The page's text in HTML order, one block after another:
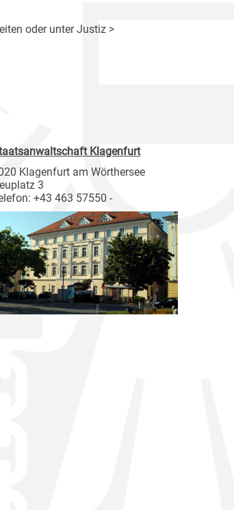
oder unter Justiz >
Klagenfurt
Klagenfurt am Wörthersee
3
+43 463 57550 -